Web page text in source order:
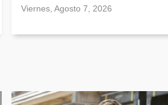
Viernes, Agosto 7, 2026